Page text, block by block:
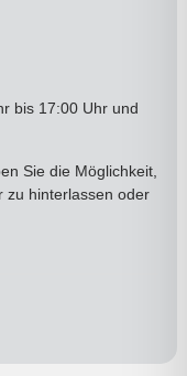
bis 17:00 Uhr und
Sie die Möglichkeit,
zu hinterlassen oder